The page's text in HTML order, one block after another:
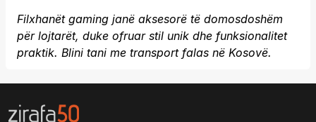
Filxhanët gaming janë aksesorë të domosdoshëm
për lojtarët, duke ofruar stil unik dhe funksionalitet
praktik. Blini tani me transport falas në Kosovë.